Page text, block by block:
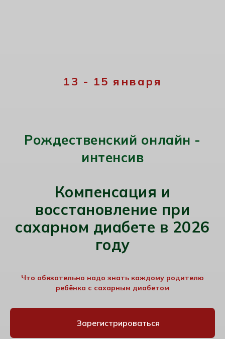
13 - 15 января
Рождественский онлайн -
интенсив
Компенсация и
восстановление при
сахарном диабете в 2026
году
Что обязательно надо знать каждому родителю
ребёнка с сахарным диабетом
Зарегистрироваться